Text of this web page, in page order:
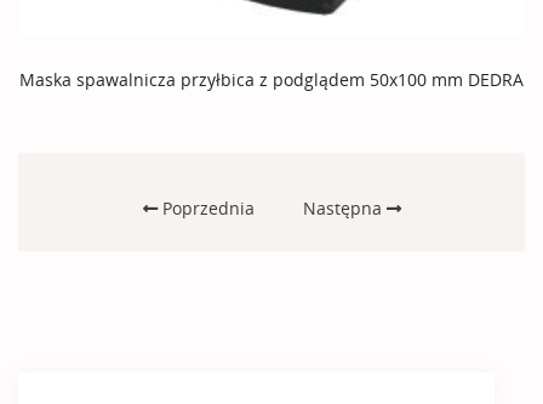
Maska spawalnicza przyłbica z podglądem 50x100 mm DEDRA
Poprzednia Następna